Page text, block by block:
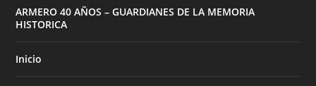
ARMERO 40 AÑOS – GUARDIANES DE LA MEMORIA
HISTORICA
Inicio